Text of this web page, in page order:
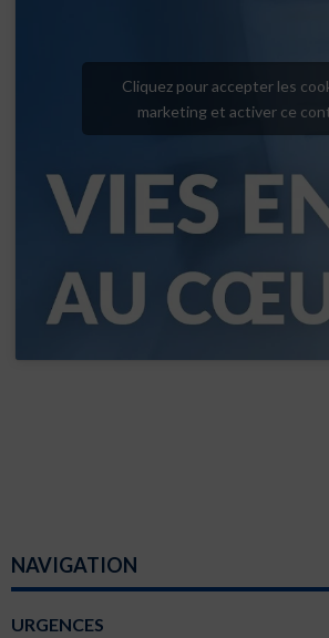
Cliquez pour accepter les
marketing et activer ce
NAVIGATION
URGENCES